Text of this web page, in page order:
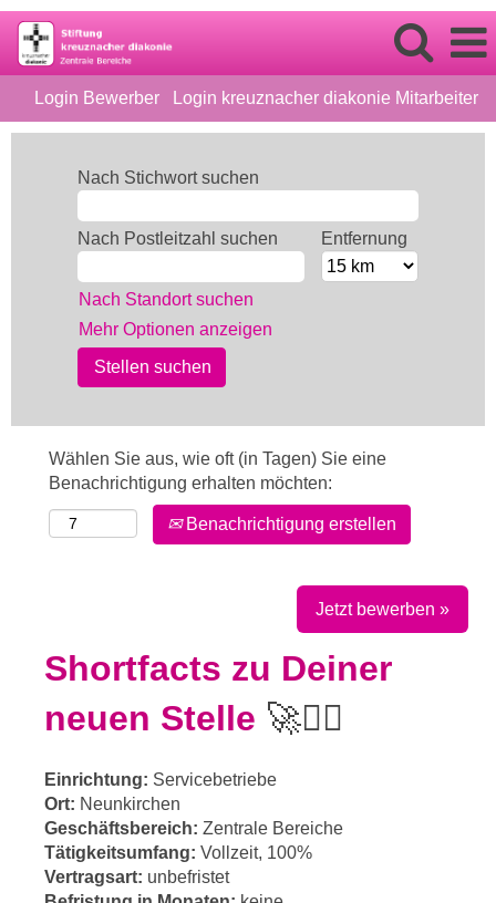
Login Bewerber Login kreuznacher diakonie Mitarbeiter
Nach Stichwort suchen
Nach Postleitzahl suchen Entfernung
Nach Standort suchen
Mehr Optionen anzeigen
Wählen Sie aus, wie oft (in Tagen) Sie eine
Benachrichtigung erhalten möchten:
Benachrichtigung erstellen
Jetzt bewerben »
Shortfacts zu Deiner
neuen Stelle 🚀✍🏻
Einrichtung: Servicebetriebe
Ort: Neunkirchen
Geschäftsbereich: Zentrale Bereiche
Tätigkeitsumfang: Vollzeit, 100%
Vertragsart: unbefristet